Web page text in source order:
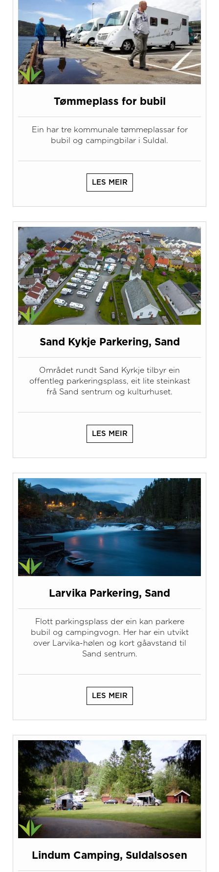
Tømmeplass for bubil
Ein har tre kommunale tømmeplassar for
bubil og campingbilar i Suldal.
LES MEIR
Sand Kykje Parkering, Sand
Området rundt Sand Kyrkje tilbyr ein
offentleg parkeringsplass, eit lite steinkast
frå Sand sentrum og kulturhuset.
LES MEIR
Larvika Parkering, Sand
Flott parkingsplass der ein kan parkere
bubil og campingvogn. Her har ein utvikt
over Larvika-hølen og kort gåavstand til
Sand sentrum.
LES MEIR
Lindum Camping, Suldalsosen